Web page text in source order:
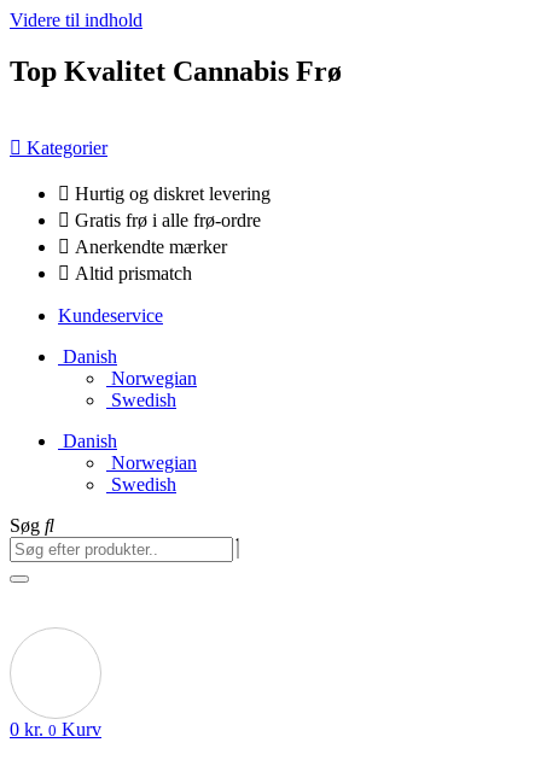
Videre til indhold
Top Kvalitet Cannabis Frø
Kategorier
Hurtig og diskret levering
Gratis frø i alle frø-ordre
Anerkendte mærker
Altid prismatch
Kundeservice
Danish
Norwegian
Swedish
Danish
Norwegian
Swedish
Søg
0 kr. 0 Kurv